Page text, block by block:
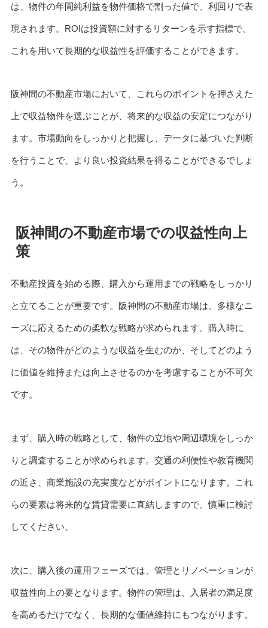
は、物件の年間純利益を物件価格で割った値で、利回りで表
現されます。ROIは投資額に対するリターンを示す指標で、
これを用いて長期的な収益性を評価することができます。
阪神間の不動産市場において、これらのポイントを押さえた
上で収益物件を選ぶことが、将来的な収益の安定につながり
ます。市場動向をしっかりと把握し、データに基づいた判断
を行うことで、より良い投資結果を得ることができるでしょ
う。
阪神間の不動産市場での収益性向上
策
不動産投資を始める際、購入から運用までの戦略をしっかり
と立てることが重要です。阪神間の不動産市場は、多様なニ
ーズに応えるための柔軟な戦略が求められます。購入時に
は、その物件がどのような収益を生むのか、そしてどのよう
に価値を維持または向上させるのかを考慮することが不可欠
です。
まず、購入時の戦略として、物件の立地や周辺環境をしっか
りと調査することが求められます。交通の利便性や教育機関
の近さ、商業施設の充実度などがポイントになります。これ
らの要素は将来的な賃貸需要に直結しますので、慎重に検討
してください。
次に、購入後の運用フェーズでは、管理とリノベーションが
収益性向上の要となります。物件の管理は、入居者の満足度
を高めるだけでなく、長期的な価値維持にもつながります。